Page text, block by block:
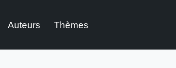
Auteurs Thèmes